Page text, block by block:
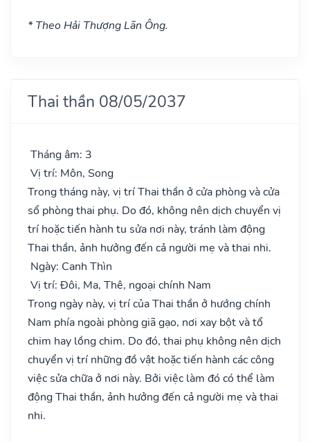
* Theo Hải Thượng Lãn Ông.
Thai thần 08/05/2037
Tháng âm: 3
Vị trí: Môn, Song
Trong tháng này, vị trí Thai thần ở cửa phòng và cửa
sổ phòng thai phụ. Do đó, không nên dịch chuyển vị
trí hoặc tiến hành tu sửa nơi này, tránh làm động
Thai thần, ảnh hưởng đến cả người mẹ và thai nhi.
Ngày: Canh Thìn
Vị trí: Đôi, Ma, Thê, ngoại chính Nam
Trong ngày này, vị trí của Thai thần ở hướng chính
Nam phía ngoài phòng giã gạo, nơi xay bột và tổ
chim hay lồng chim. Do đó, thai phụ không nên dịch
chuyển vị trí những đồ vật hoặc tiến hành các công
việc sửa chữa ở nơi này. Bởi việc làm đó có thể làm
động Thai thần, ảnh hưởng đến cả người mẹ và thai
nhi.